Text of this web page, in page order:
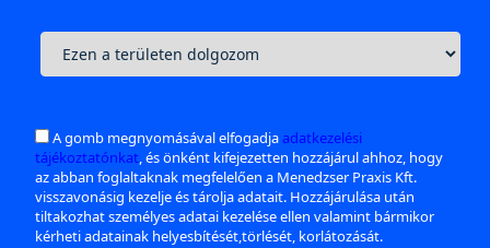
A gomb megnyomásával elfogadjaadatkezelési
tájékoztatónkat, és önként kifejezetten hozzájárul ahhoz, hogy
az abban foglaltaknak megfelelően a Menedzser Praxis Kft.
visszavonásig kezelje és tárolja adatait. Hozzájárulása után
tiltakozhat személyes adatai kezelése ellen valamint bármikor
kérheti adatainak helyesbítését,törlését, korlátozását.